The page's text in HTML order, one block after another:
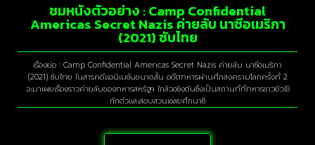
ชมหนังตัวอย่าง : Camp Confidential
Americas Secret Nazis ค่ายลับ นาซีอเมริกา
(2021) ซับไทย
เรื่องย่อ : Camp Confidential Americas Secret Nazis ค่ายลับ นาซีอเมริกา
(2021) ซับไทย ในสารคดีแอนิเมชันขนาดสั้น อดีตทหารผ่านศึกสงครามโลกครั้งที่ 2
จะมาเผยเรื่องราวค่ายลับของทหารสหรัฐฯ ใกล้วอชิงตันซึ่งเป็นสถานที่ที่ทหารชาวยิวใช้
กักตัวและสอบสวนเชลยศึกนาซี